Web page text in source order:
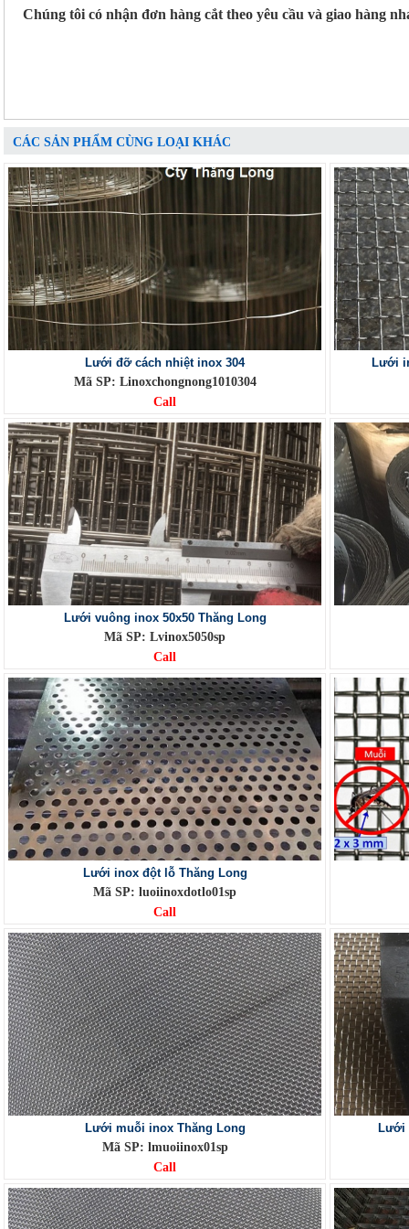
Chúng tôi có nhận đơn hàng cắt theo yêu cầu và giao hàng
CÁC SẢN PHẨM CÙNG LOẠI KHÁC
Lưới đỡ cách nhiệt inox 304
Mã SP: Linoxchongnong1010304
Call
Lưới
Lưới vuông inox 50x50 Thăng Long
Mã SP: Lvinox5050sp
Call
Lưới inox đột lỗ Thăng Long
Mã SP: luoiinoxdotlo01sp
Call
Lưới muỗi inox Thăng Long
Mã SP: lmuoiinox01sp
Call
Lưới